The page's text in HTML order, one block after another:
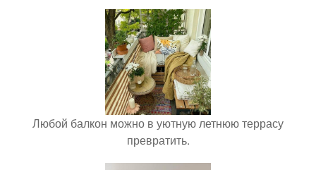
Любой балкон можно в уютную летнюю террасу
превратить.